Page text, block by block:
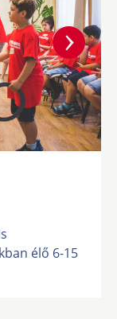
élő 6-15